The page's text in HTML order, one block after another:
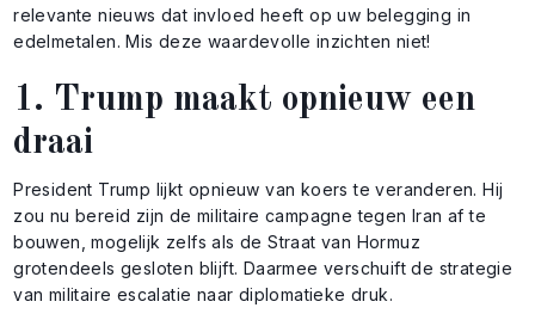
relevante nieuws dat invloed heeft op uw belegging in
edelmetalen. Mis deze waardevolle inzichten niet!
1. Trump maakt opnieuw een
draai
President Trump lijkt opnieuw van koers te veranderen. Hij
zou nu bereid zijn de militaire campagne tegen Iran af te
bouwen, mogelijk zelfs als de Straat van Hormuz
grotendeels gesloten blijft. Daarmee verschuift de strategie
van militaire escalatie naar diplomatieke druk.